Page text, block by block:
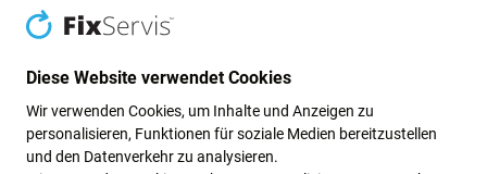
FixPremium - MagSafe
PowerBank mit LCD 10
AUF LAGER 7
Stk
AUF LAGER 4
Stk
Diese Website verwendet Cookies
Wir verwenden Cookies, um Inhalte und Anzeigen zu
personalisieren, Funktionen für soziale Medien bereitzustellen
und den Datenverkehr zu analysieren.